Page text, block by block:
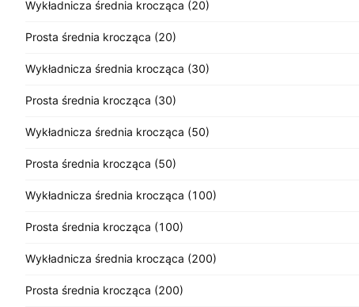
Wykładnicza średnia krocząca (20)
Prosta średnia krocząca (20)
Wykładnicza średnia krocząca (30)
Prosta średnia krocząca (30)
Wykładnicza średnia krocząca (50)
Prosta średnia krocząca (50)
Wykładnicza średnia krocząca (100)
Prosta średnia krocząca (100)
Wykładnicza średnia krocząca (200)
Prosta średnia krocząca (200)